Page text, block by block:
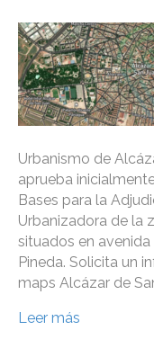
Urbanismo de
aprueba
Bases para la
Urbanizadora de la
situados en
Pineda. Solicita un
maps Alcázar de
Leer más